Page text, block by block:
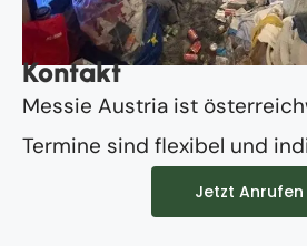
Kontakt
Messie Austria ist
Termine sind flexibel und
Jetzt Anrufen